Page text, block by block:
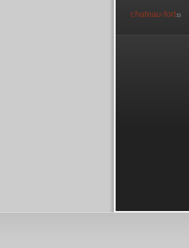
chateau-fort15